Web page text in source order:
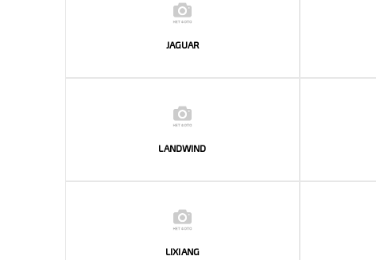
JAGUAR
LANDWIND
LIXIANG